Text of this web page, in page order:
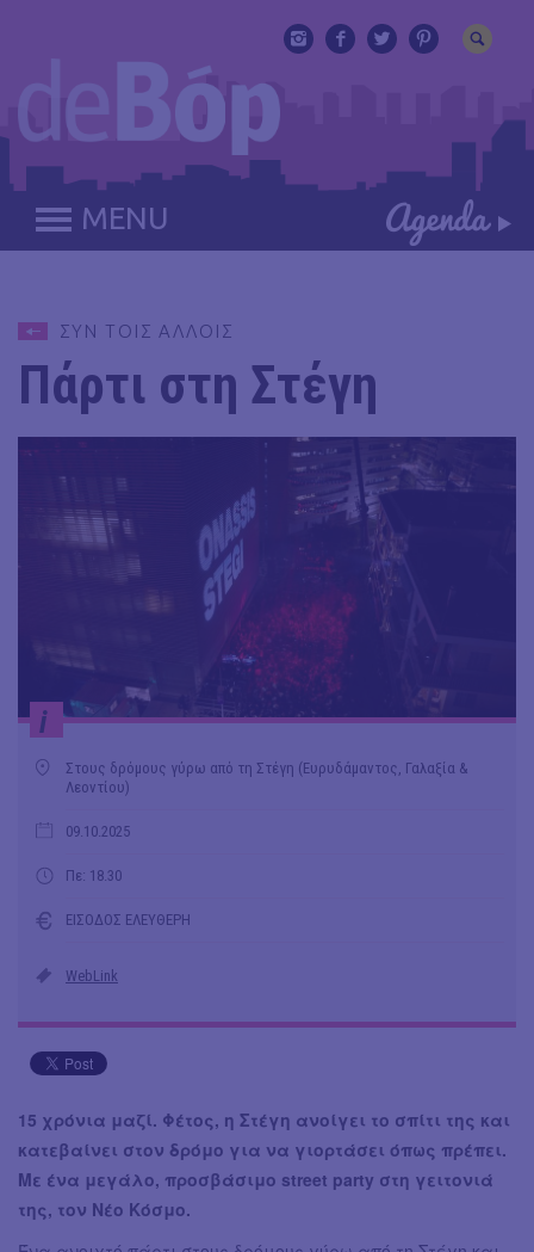
MENU
ΣΥΝ ΤΟΙΣ ΑΛΛΟΙΣ
Πάρτι στη Στέγη
i
Στους δρόμους γύρω από τη Στέγη (Ευρυδάμαντος, Γαλαξία &
Λεοντίου)
09.10.2025
Πε: 18.30
ΕΙΣΟΔΟΣ ΕΛΕΥΘΕΡΗ
WebLink
15 χρόνια μαζί. Φέτος, η Στέγη ανοίγει το σπίτι της και
κατεβαίνει στον δρόμο για να γιορτάσει όπως πρέπει.
Με ένα μεγάλο, προσβάσιμο street party στη γειτονιά
της, τον Νέο Κόσμο.